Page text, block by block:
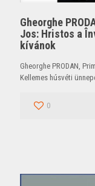
Gheorghe
Jos: Hristos a
kívánok
Gheorghe PRODAN,
Kellemes húsvéti
0